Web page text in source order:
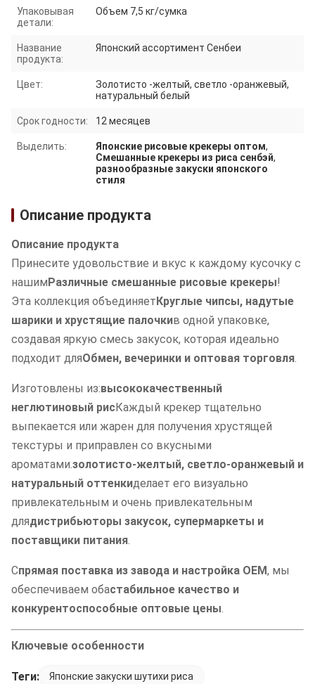
Упаковывая
детали:
Объем 7,5 кг/сумка
Название
продукта:
Японский ассортимент Сенбеи
Цвет:
Золотисто -желтый, светло -оранжевый,
натуральный белый
Срок годности: 12 месяцев
Выделить: Японские рисовые крекеры оптом,
Смешанные крекеры из риса сенбэй,
разнообразные закуски японского
стиля
Описание продукта
Описание продукта
Принесите удовольствие и вкус к каждому кусочку с
нашим Различные смешанные рисовые крекеры!
Эта коллекция объединяет Круглые чипсы, надутые
шарики и хрустящие палочкив одной упаковке,
создавая яркую смесь закусок, которая идеально
подходит дляОбмен, вечеринки и оптовая торговля.
Изготовлены из:высококачественный
неглютиновый рис Каждый крекер тщательно
выпекается или жарен для получения хрустящей
текстуры и приправлен со вкусными
ароматами.золотисто-желтый, светло-оранжевый и
натуральный оттенкиделает его визуально
привлекательным и очень привлекательным
длядистрибьюторы закусок, супермаркеты и
поставщики питания.
Спрямая поставка из завода и настройка OEM, мы
обеспечиваем обастабильное качество и
конкурентоспособные оптовые цены.
Ключевые особенности
Теги:
Японские закуски шутихи риса